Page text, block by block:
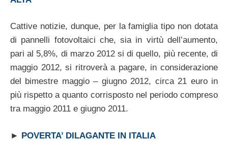
Cattive notizie, dunque, per la famiglia tipo non dotata
di pannelli fotovoltaici che, sia in virtù dell’aumento,
pari al 5,8%, di marzo 2012 si di quello, più recente, di
maggio 2012, si ritroverà a pagare, in considerazione
del bimestre maggio – giugno 2012, circa 21 euro in
più rispetto a quanto corrisposto nel periodo compreso
tra maggio 2011 e giugno 2011.
► POVERTA’ DILAGANTE IN ITALIA